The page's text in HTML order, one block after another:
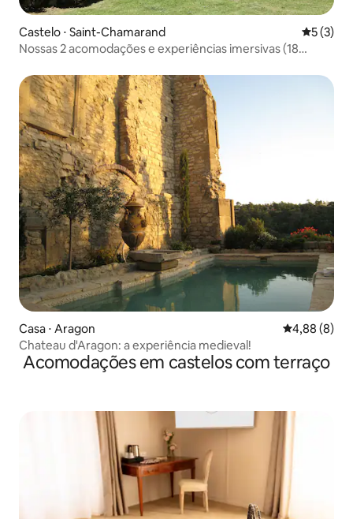
Castelo ⋅ Saint-Chamarand 5 de
5 (3)
Nossas 2 acomodações e experiências imersivas (18
Casa ⋅ Aragon 4,88 de uma
4,88 (8)
Chateau d'Aragon: a experiência medieval!
Acomodações em castelos com terraço